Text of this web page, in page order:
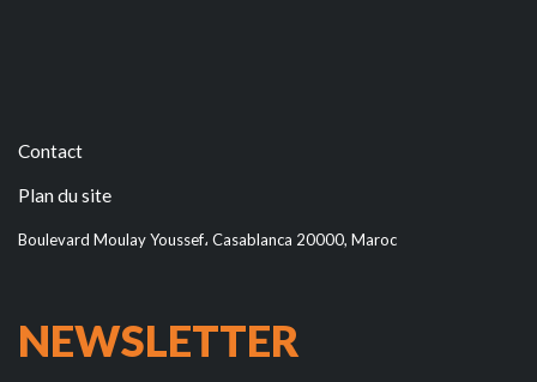
Contact
Plan du site
Boulevard Moulay Youssef، Casablanca 20000, Maroc
NEWSLETTER